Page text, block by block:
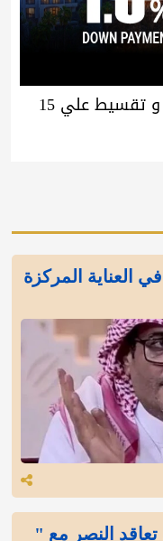
عرض لفترة محدودة مقدم 1.5% و تقسيط علي 15
العناية المركزة
النصر مع "